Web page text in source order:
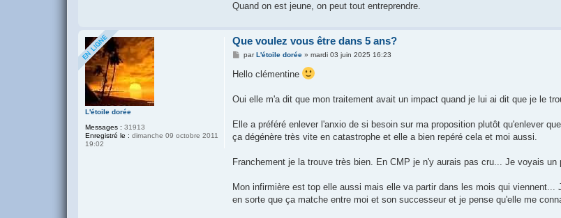
Quand on est jeune, on peut tout entreprendre.
L'étoile dorée
Messages : 31913
Enregistré le : dimanche 09 octobre 2011
19:02
Que voulez vous être dans 5 ans?
M
s
s
g
e
parL'étoile dorée» mardi 03 juin 2025 16:23
Hello clémentine
Oui elle m'a dit que mon traitement avait un impact quand je lui ai dit que je le
Elle a préféré enlever l'anxio de si besoin sur ma proposition plutôt qu'enlever
ça dégénère très vite en catastrophe et elle a bien repéré cela et moi aussi.
Franchement je la trouve très bien. En CMP je n'y aurais pas cru... Je voyais
Mon infirmière est top elle aussi mais elle va partir dans les mois qui
en sorte que ça matche entre moi et son successeur et je pense qu'elle me